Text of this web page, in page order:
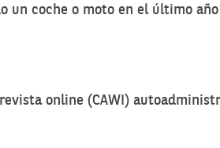
un coche o moto en el último
online (CAWI)